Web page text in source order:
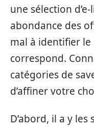
une sélection
abondance des
mal à identifier
correspond.
catégories de
d’affiner votre
D’abord, il a y